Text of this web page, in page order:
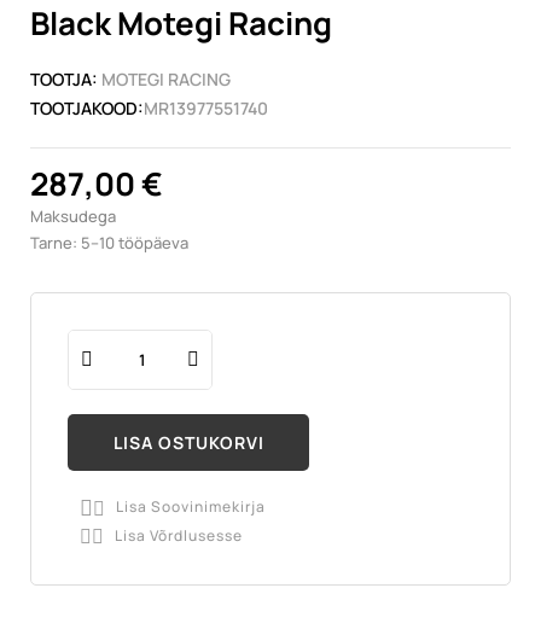
Black Motegi Racing
TOOTJA: MOTEGI RACING
TOOTJAKOOD:MR13977551740
287,00 €
Maksudega
Tarne: 5–10 tööpäeva
LISA OSTUKORVI

Lisa Soovinimekirja

Lisa Võrdlusesse